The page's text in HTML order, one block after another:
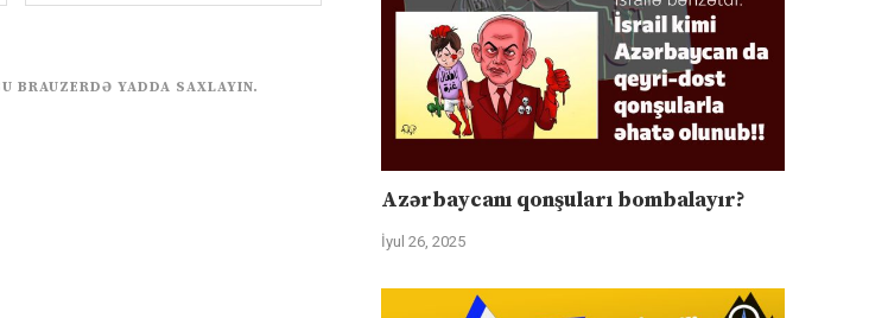
BRAUZERDƏ YADDA SAXLAYIN.
Azərbaycanı qonşuları bombalayır?
İyul 26, 2025